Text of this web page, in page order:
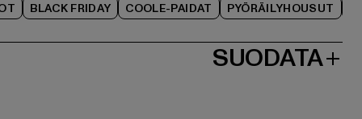
BLACK FRIDAY COOLE-PAIDAT PYÖRÄILYHOUSUT
SUODATA